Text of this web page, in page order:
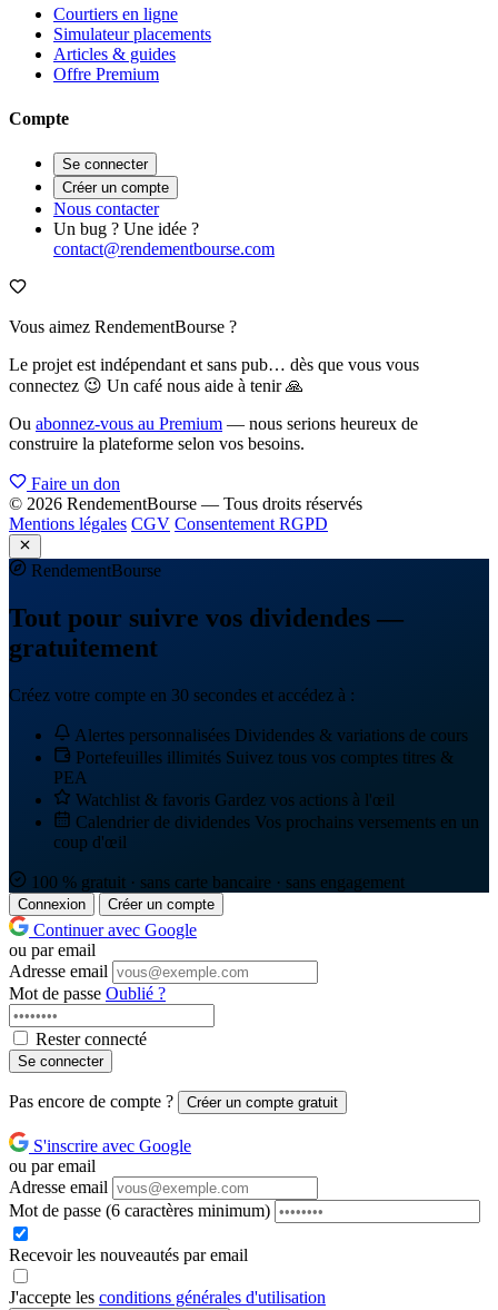
Courtiers en ligne
Simulateur placements
Articles & guides
Offre Premium
Compte
Se connecter
Créer un compte
Nous contacter
Un bug ? Une idée ?
contact@rendementbourse.com
Vous aimez RendementBourse ?
Le projet est indépendant et sans pub… dès que vous vous
connectez 😉 Un café nous aide à tenir 🙏
Ou abonnez-vous au Premium — nous serions heureux de
construire la plateforme selon vos besoins.
Faire un don
© 2026 RendementBourse — Tous droits réservés
Mentions légales CGV Consentement RGPD
RendementBourse
Tout pour suivre vos dividendes —
gratuitement
Créez votre compte en 30 secondes et accédez à :
Alertes personnalisées Dividendes & variations de cours
Portefeuilles illimités Suivez tous vos comptes titres &
PEA
Watchlist & favoris Gardez vos actions à l'œil
Calendrier de dividendes Vos prochains versements en un
coup d'œil
100 % gratuit · sans carte bancaire · sans engagement
Connexion Créer un compte
Continuer avec Google
ou par email
Adresse email
Mot de passe Oublié ?
Rester connecté
Se connecter
Pas encore de compte ? Créer un compte gratuit
S'inscrire avec Google
ou par email
Adresse email
Mot de passe (6 caractères minimum)
Recevoir les nouveautés par email
J'accepte les conditions générales d'utilisation